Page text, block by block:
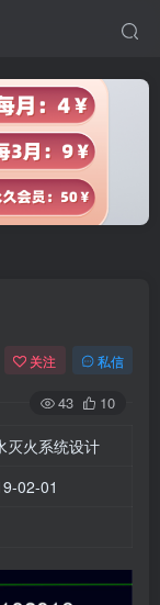
关注 私信
43 10
灭火系统设计
02-01